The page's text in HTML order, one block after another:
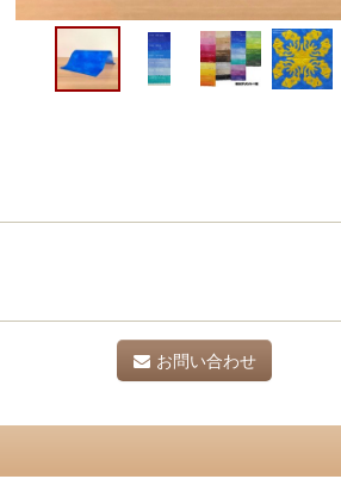
お問い合わせ